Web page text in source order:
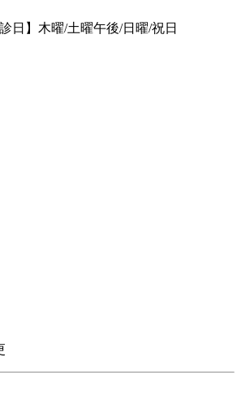
日】木曜/土曜午後/日曜/祝日